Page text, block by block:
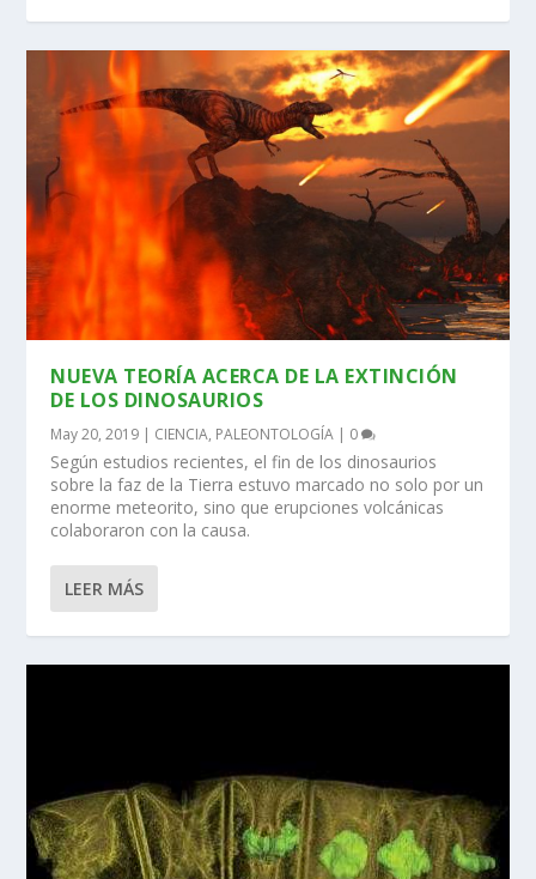
NUEVA TEORÍA ACERCA DE LA EXTINCIÓN
DE LOS DINOSAURIOS
May 20, 2019 | CIENCIA, PALEONTOLOGÍA | 0
Según estudios recientes, el fin de los dinosaurios
sobre la faz de la Tierra estuvo marcado no solo por un
enorme meteorito, sino que erupciones volcánicas
colaboraron con la causa.
LEER MÁS